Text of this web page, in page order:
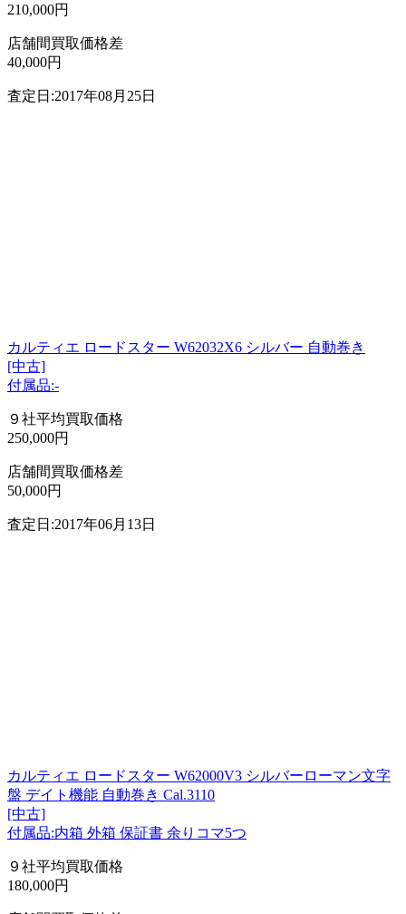
210,000円
店舗間買取価格差
40,000円
査定日:2017年08月25日
カルティエ ロードスター W62032X6 シルバー 自動巻き
[中古]
付属品:-
９社平均買取価格
250,000円
店舗間買取価格差
50,000円
査定日:2017年06月13日
カルティエ ロードスター W62000V3 シルバーローマン文字
盤 デイト機能 自動巻き Cal.3110
[中古]
付属品:内箱 外箱 保証書 余りコマ5つ
９社平均買取価格
180,000円